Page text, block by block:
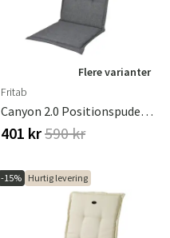
Flere varianter
Fritab
Canyon 2.0 Positionspude Oxford Grå
401 kr590 kr
-15% Hurtig levering